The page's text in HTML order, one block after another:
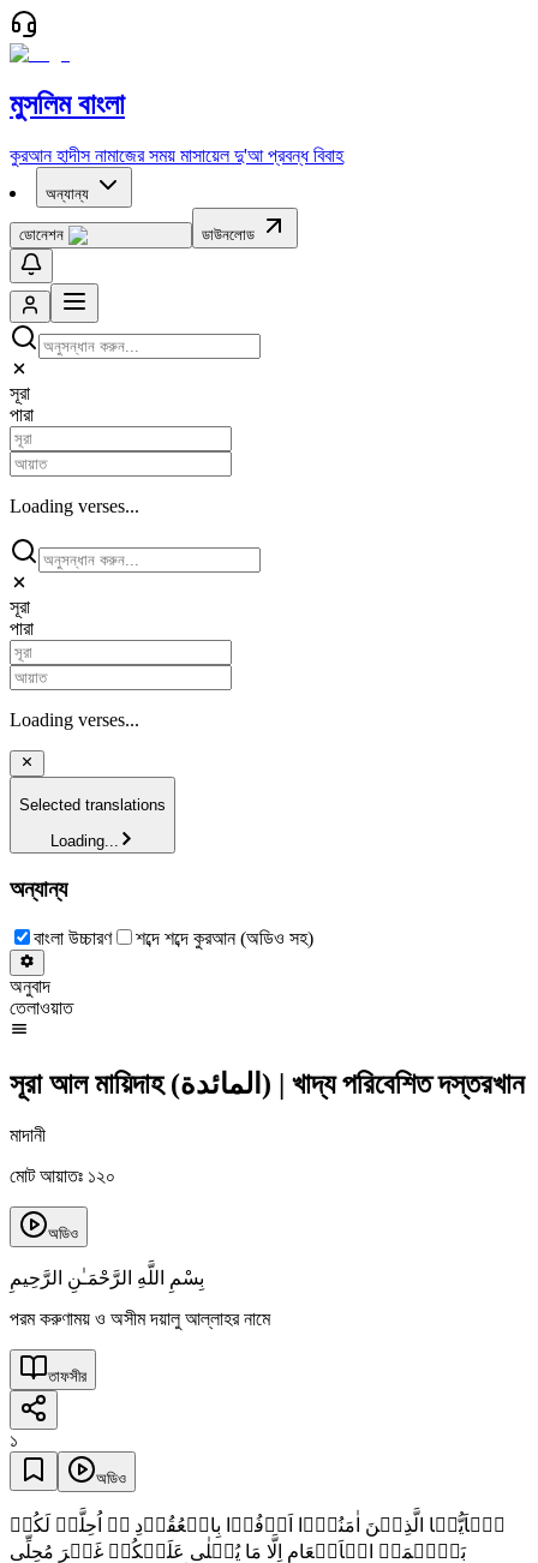
মুসলিম বাংলা
কুরআন হাদীস নামাজের সময় মাসায়েল দু'আ প্রবন্ধ বিবাহ
অন্যান্য
ডোনেশন ডাউনলোড
সূরা
পারা
Loading verses...
সূরা
পারা
Loading verses...
Selected translations
Loading...
অন্যান্য
বাংলা উচ্চারণ শব্দে শব্দে কুরআন (অডিও সহ)
অনুবাদ
তেলাওয়াত
সূরা আল মায়িদাহ (المائدة ) | খাদ্য পরিবেশিত দস্তরখান
মাদানী
মোট আয়াতঃ ১২০
অডিও
بِسْمِ اللَّهِ الرَّحْمَـٰنِ الرَّحِيمِ
পরম করুণাময় ও অসীম দয়ালু আল্লাহর নামে
তাফসীর
১
অডিও
یٰۤاَیُّہَا الَّذِیۡنَ اٰمَنُوۡۤا اَوۡفُوۡا بِالۡعُقُوۡدِ ۬ؕ اُحِلَّتۡ لَکُمۡ
بَہِیۡمَۃُ الۡاَنۡعَامِ اِلَّا مَا یُتۡلٰی عَلَیۡکُمۡ غَیۡرَ مُحِلِّی